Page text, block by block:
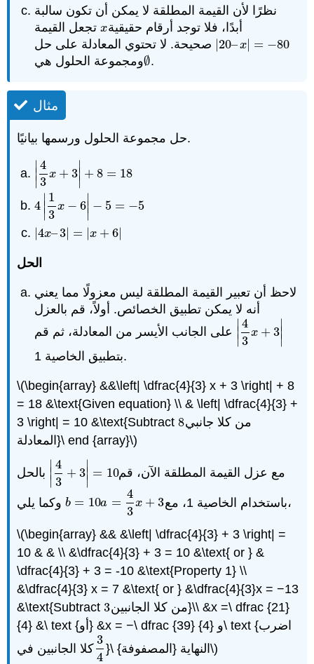
نظرًا لأن القيمة المطلقة لا يمكن أن تكون سالبة
أبدًا، فلا توجد أرقام حقيقيةx
xتجعل القيمة
|20–x| = −80
20–x| =− 80
صحيحة. لا تحتوي المعادلة على حل
ومجموعة الحلول هي∅
∅.
مثال
حل مجموعة الحلول ورسمها بيانيًا.
∣
∣
∣
4
3
x + 3
∣
∣
∣ + 8 = 18
| 43x +3|+ 8=18
4
∣
∣
∣
1
3
x − 6
∣
∣
∣ − 5 = −5
4 | 13x −6|− 5=− 5
|4x–3 = |x + 6
|4x–3| =|x +6|
الحل
لاحظ أن تعبير القيمة المطلقة ليس معزولًا مما يعني
أنه لا يمكن تطبيق الخصائص. أولاً، قم بالعزل
∣
∣
∣
4
3
x + 3
∣
∣
∣
| 43x +3|
على الجانب الأيسر من المعادلة، ثم قم
بتطبيق الخاصية 1.
\(\begin{array} &&\left| \dfrac{4}{3} x + 3 \right| + 8
= 18 &\text{Given equation} \\ & \left| \dfrac{4}{3} +
3 \right| = 10 &\text{Subtract8
8من كلا جانبي
المعادلة}\ end {array}\)
مع عزل القيمة المطلقة الآن، قم
∣
∣
∣
4
3
+ 3
∣
∣
∣ = 10
| 43 +3|= 10 بالحل
باستخدام الخاصية 1، مع a =
4
3
x + 3
a =4 3x+ 3
b = 10
b =10 وكما يلي،
\(\begin{array} && &\left| \dfrac{4}{3} + 3 \right| =
10 & & \\ &\dfrac{4}{3} + 3 = 10 &\text{ or } &
\dfrac{4}{3} + 3 = -10 &\text{Property 1} \\
&\dfrac{4}{3} x = 7 &\text{ or } &\dfrac{4}{3}x = −13
&\text{Subtract3
3من كلا الجانبين}\\ &x =\ dfrac {21}
{4} &\ text {أو} &x = −\ dfrac {39} {4} و\ text {اضرب
كلا الجانبين في
3
4
34 }\ النهاية {المصفوفة}\)